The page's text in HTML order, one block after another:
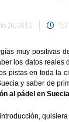
26, 2015
muy positivas
los datos
pistas en toda la
y saber de
al pádel en